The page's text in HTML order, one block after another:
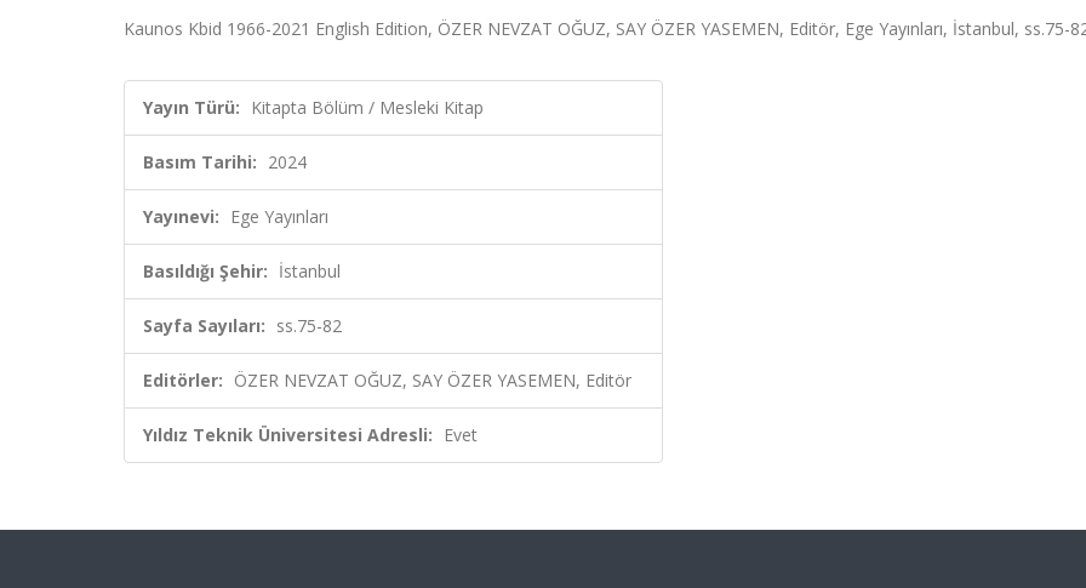
Kaunos Kbid 1966-2021 English Edition, ÖZER NEVZAT OĞUZ, SAY ÖZER YASEMEN, Editör, Ege Yayınları, İstanbul, ss.75-
Yayın Türü: Kitapta Bölüm / Mesleki Kitap
Basım Tarihi: 2024
Yayınevi: Ege Yayınları
Basıldığı Şehir: İstanbul
Sayfa Sayıları: ss.75-82
Editörler: ÖZER NEVZAT OĞUZ, SAY ÖZER YASEMEN, Editör
Yıldız Teknik Üniversitesi Adresli: Evet